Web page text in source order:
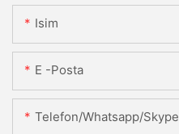
Isim
E -posta
Telefon/Whatsapp/Skype